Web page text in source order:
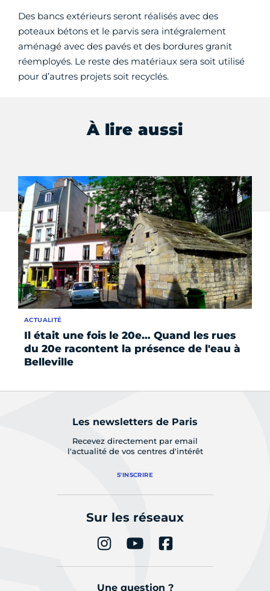
Des bancs extérieurs seront réalisés avec des
poteaux bétons et le parvis sera intégralement
aménagé avec des pavés et des bordures granit
réemployés. Le reste des matériaux sera soit utilisé
pour d’autres projets soit recyclés.
À lire aussi
Il était une fois le 20e… Quand les rues
du 20e racontent la présence de l'eau à
Belleville
ACTUALITÉ
Les newsletters de Paris
Recevez directement par email
l'actualité de vos centres d'intérêt
S'INSCRIRE
Sur les réseaux
Une question ?